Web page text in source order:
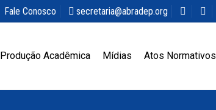
Fale Conosco secretaria@abradep.org
Produção Acadêmica Mídias Atos Normativos